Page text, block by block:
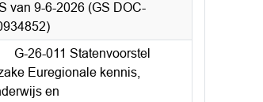
van 9-6-2026 (GS DOC-
G-26-011 Statenvoorstel
Euregionale kennis,
en